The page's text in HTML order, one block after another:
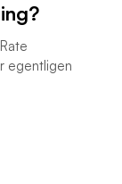
egentligen